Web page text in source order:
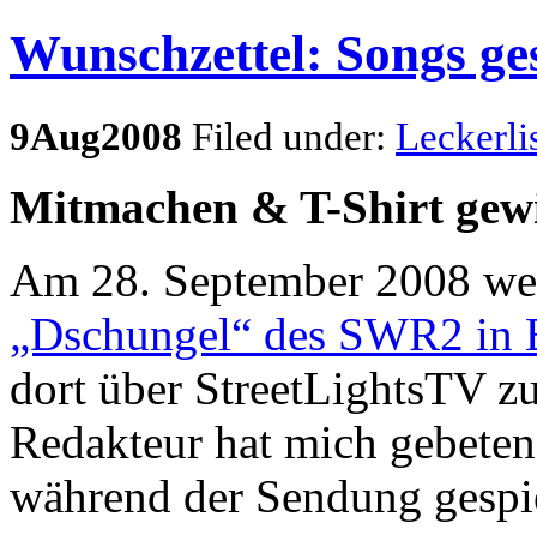
Wunschzettel: Songs
9Aug2008 Filed under:
Mitmachen & T-Shirt
Am 28. September 2008
„Dschungel“ des SWR2 in
dort über StreetLightsTV
Redakteur hat mich
während der Sendung